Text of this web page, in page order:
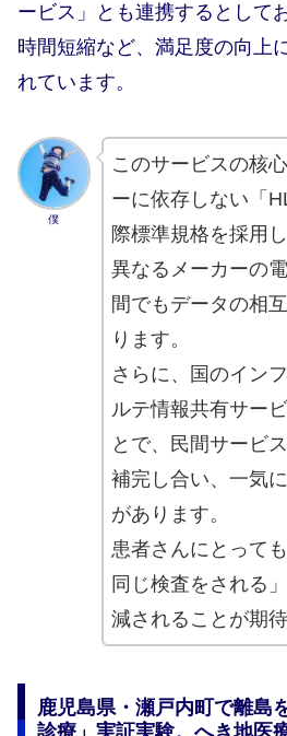
ービス」とも連携するとして
時間短縮など、満足度の向上
れています。
僕
このサービスの核
ーに依存しない「
際標準規格を採用
異なるメーカーの
間でもデータの相
ります。
さらに、国のイン
ルテ情報共有サー
とで、民間サービ
補完し合い、一気
があります。
患者さんにとって
同じ検査をされる
減されることが期待
鹿児島県・瀬戸内町で離島